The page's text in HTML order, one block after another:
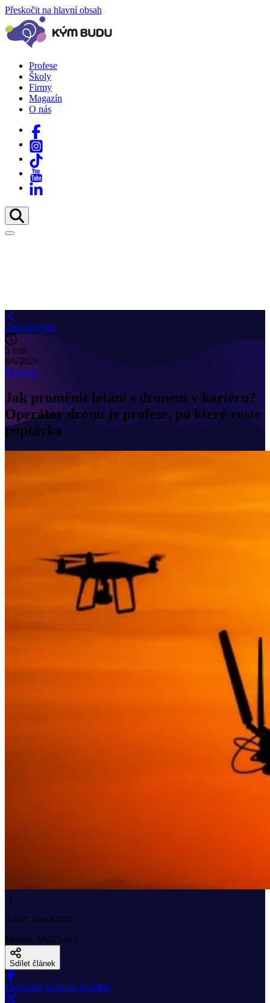
Přeskočit na hlavní obsah
Profese
Školy
Firmy
Magazín
O nás
Zpět na výpis
5 min
8/6/2026
Magazín
Jak proměnit létání s dronem v kariéru?
Operátor dronu je profese, po které roste
poptávka
Autor: istock.com
Martina Miláčková
Sdílet článek
Facebook Sdílet na timeline